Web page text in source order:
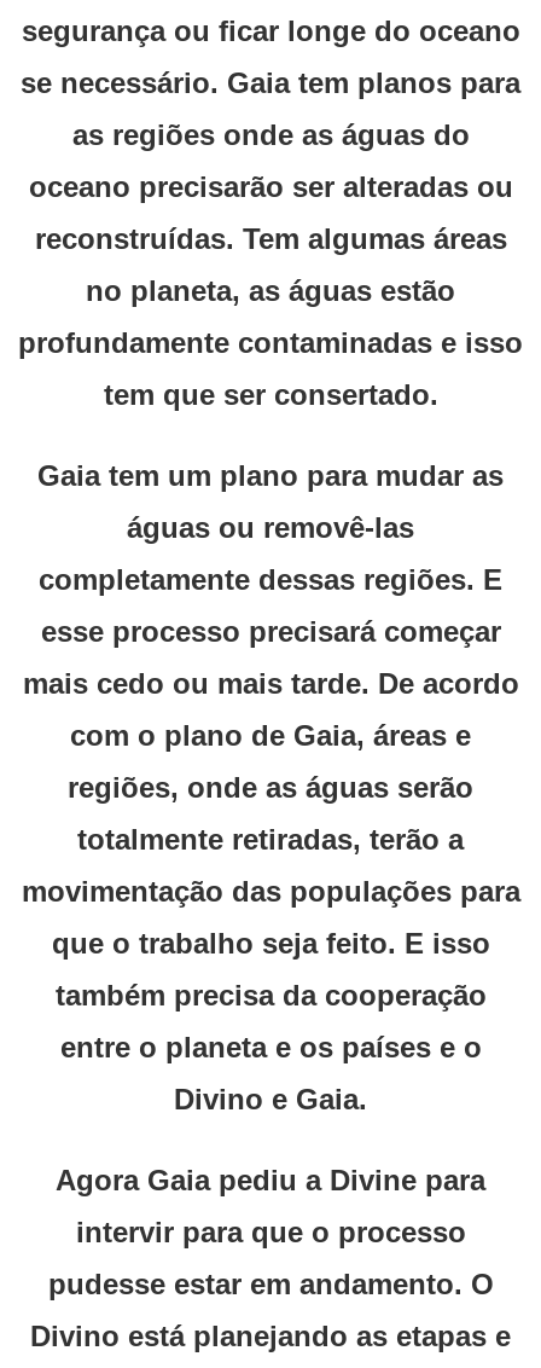
segurança ou ficar longe do oceano
se necessário. Gaia tem planos para
as regiões onde as águas do
oceano precisarão ser alteradas ou
reconstruídas. Tem algumas áreas
no planeta, as águas estão
profundamente contaminadas e isso
tem que ser consertado.
Gaia tem um plano para mudar as
águas ou removê-las
completamente dessas regiões. E
esse processo precisará começar
mais cedo ou mais tarde. De acordo
com o plano de Gaia, áreas e
regiões, onde as águas serão
totalmente retiradas, terão a
movimentação das populações para
que o trabalho seja feito. E isso
também precisa da cooperação
entre o planeta e os países e o
Divino e Gaia.
Agora Gaia pediu a Divine para
intervir para que o processo
pudesse estar em andamento. O
Divino está planejando as etapas e